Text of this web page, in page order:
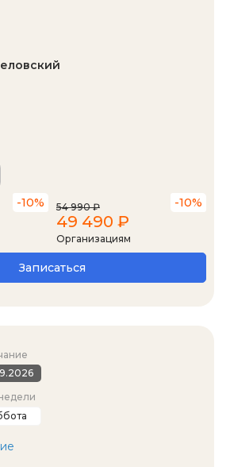
-10% 54 990 ₽ -10%
49 490 ₽
Организациям
Записаться